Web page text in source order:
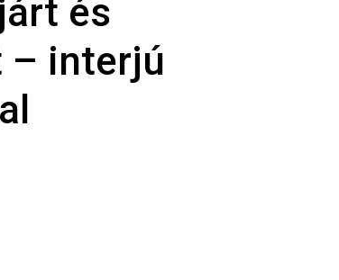
és
– interjú